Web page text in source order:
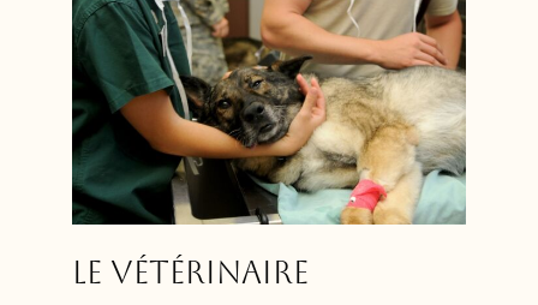
Le vétérinaire